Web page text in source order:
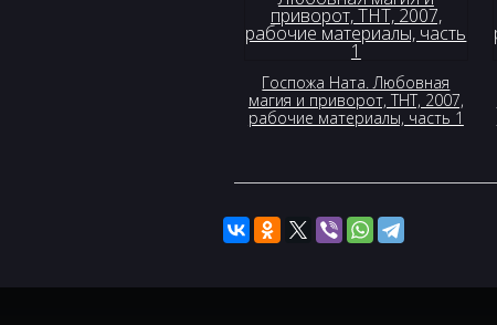
Госпожа Ната. Любовная
магия и приворот, ТНТ, 2007,
рабочие материалы, часть 1